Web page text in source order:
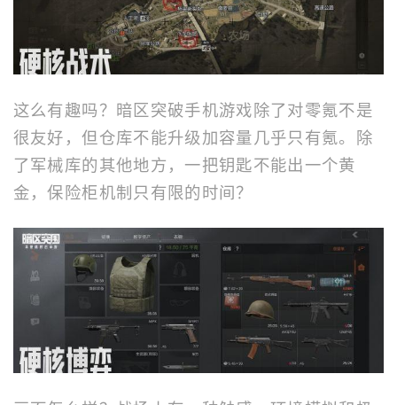
这么有趣吗？暗区突破手机游戏除了对零氪不是
很友好，但仓库不能升级加容量几乎只有氪。除
了军械库的其他地方，一把钥匙不能出一个黄
金，保险柜机制只有限的时间？